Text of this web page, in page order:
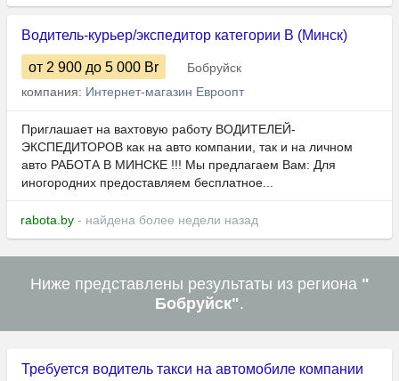
Водитель-курьер/экспедитор категории В (Минск)
от 2 900 до 5 000 Br
Бобруйск
компания: Интернет-магазин Евроопт
Приглашает на вахтовую работу ВОДИТЕЛЕЙ-
ЭКСПЕДИТОРОВ как на авто компании, так и на личном
авто РАБОТА В МИНСКЕ !!! Мы предлагаем Вам: Для
иногородних предоставляем бесплатное...
rabota.by - найдена более недели назад
Ниже представлены результаты из региона "
Бобруйск".
Требуется водитель такси на автомобиле компании